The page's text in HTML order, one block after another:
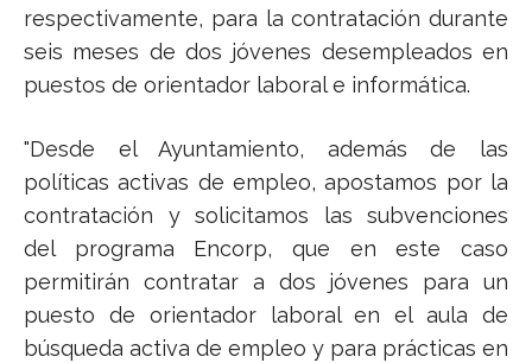
respectivamente, para la contratación durante
seis meses de dos jóvenes desempleados en
puestos de orientador laboral e informática.
"Desde el Ayuntamiento, además de las
políticas activas de empleo, apostamos por la
contratación y solicitamos las subvenciones
del programa Encorp, que en este caso
permitirán contratar a dos jóvenes para un
puesto de orientador laboral en el aula de
búsqueda activa de empleo y para prácticas en